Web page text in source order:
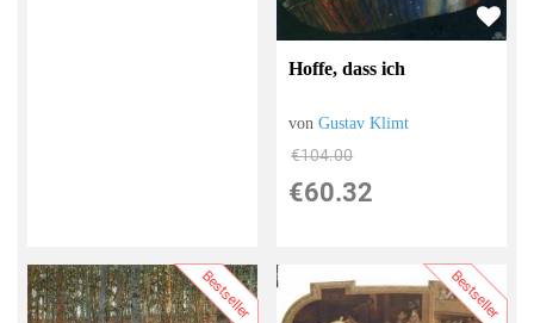
Hoffe, dass ich
vonGustav Klimt
€104.00
€60.32
Bestseller Bestseller